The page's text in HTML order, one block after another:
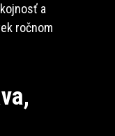
a
ročnom